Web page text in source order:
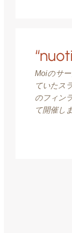
Moiのサ
ていたス
のフィン
て開催し